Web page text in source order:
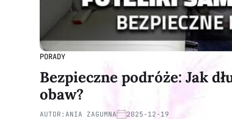
PORADY
Bezpieczne podróże: Jak
obaw?
AUTOR: ANIA ZAGUMNA 2025-12-19